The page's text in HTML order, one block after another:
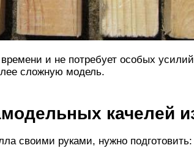
и не потребует особых
сложную модель.
качелей
своими руками, нужно подготовить: